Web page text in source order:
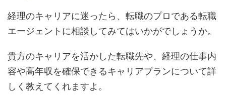
経理のキャリアに迷ったら、転職のプロである転職
エージェントに相談してみてはいかがでしょうか。
貴方のキャリアを活かした転職先や、経理の仕事内
容や高年収を確保できるキャリアプランについて詳
しく教えてくれますよ。